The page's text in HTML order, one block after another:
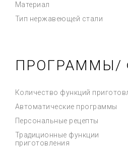
Материал
Тип нержавеющей стали
ПРОГРАММЫ/
Количество функций
Автоматические программы
Персональные рецепты
Традиционные функции
приготовления